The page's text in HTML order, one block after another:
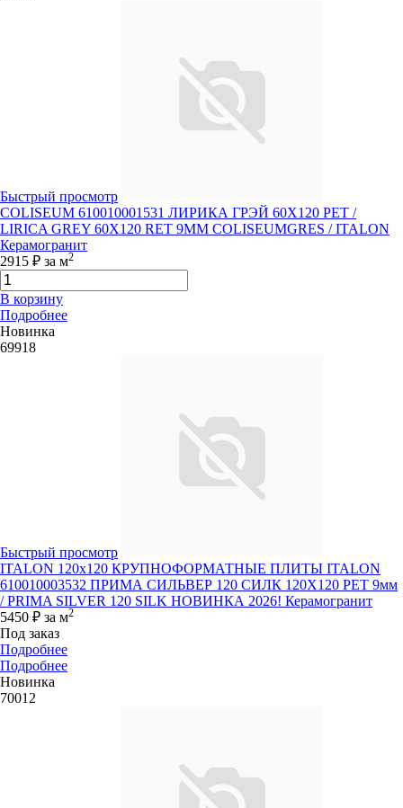
Быстрый просмотр
COLISEUM 610010001531 ЛИРИКА ГРЭЙ 60X120 РЕТ /
LIRICA GREY 60X120 RET 9MM COLISEUMGRES / ITALON
Керамогранит
2915 ₽ за м2
В корзину
Подробнее
Новинка
69918
Быстрый просмотр
ITALON 120x120 КРУПНОФОРМАТНЫЕ ПЛИТЫ ITALON
610010003532 ПРИМА СИЛЬВЕР 120 СИЛК 120Х120 РЕТ 9мм
/ PRIMA SILVER 120 SILK НОВИНКА 2026! Керамогранит
5450 ₽ за м2
Под заказ
Подробнее
Подробнее
Новинка
70012